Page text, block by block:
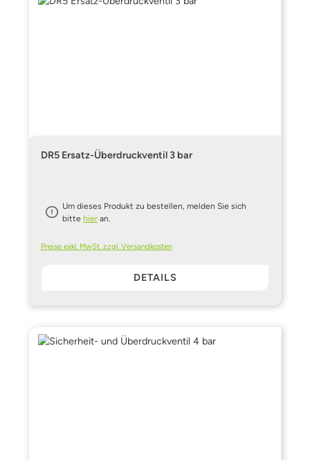
DR5 Ersatz-Überdruckventil 3 bar
Um dieses Produkt zu bestellen, melden Sie sich
bittehier an.
Preise exkl. MwSt. zzgl. Versandkosten
DETAILS